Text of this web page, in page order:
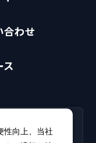
合わせ
ス
PHI（会員専
性向上、当社